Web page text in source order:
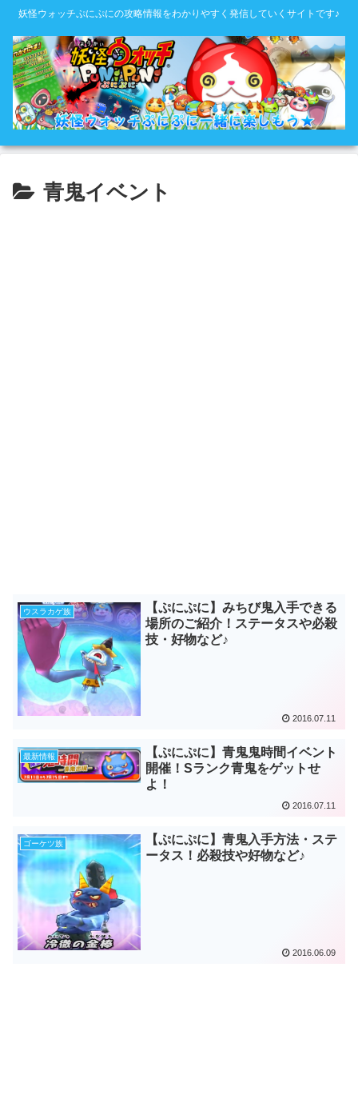
妖怪ウォッチぷにぷにの攻略情報をわかりやすく発信していくサイトです♪
青鬼イベント
ウスラカゲ族
【ぷにぷに】みちび鬼入手できる
場所のご紹介！ステータスや必殺
技・好物など♪
2016.07.11
最新情報
【ぷにぷに】青鬼鬼時間イベント
開催！Sランク青鬼をゲットせ
よ！
2016.07.11
ゴーケツ族
【ぷにぷに】青鬼入手方法・ステ
ータス！必殺技や好物など♪
2016.06.09